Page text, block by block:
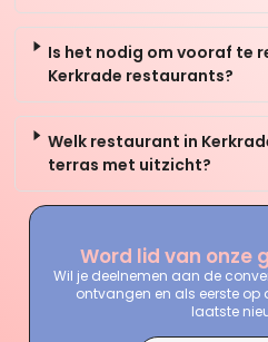
Is het nodig om vooraf te
Kerkrade restaurants?
Welk restaurant in
terras met uitzicht?
Word lid van onze
Wil je deelnemen aan de
ontvangen en als eerste op
laatste